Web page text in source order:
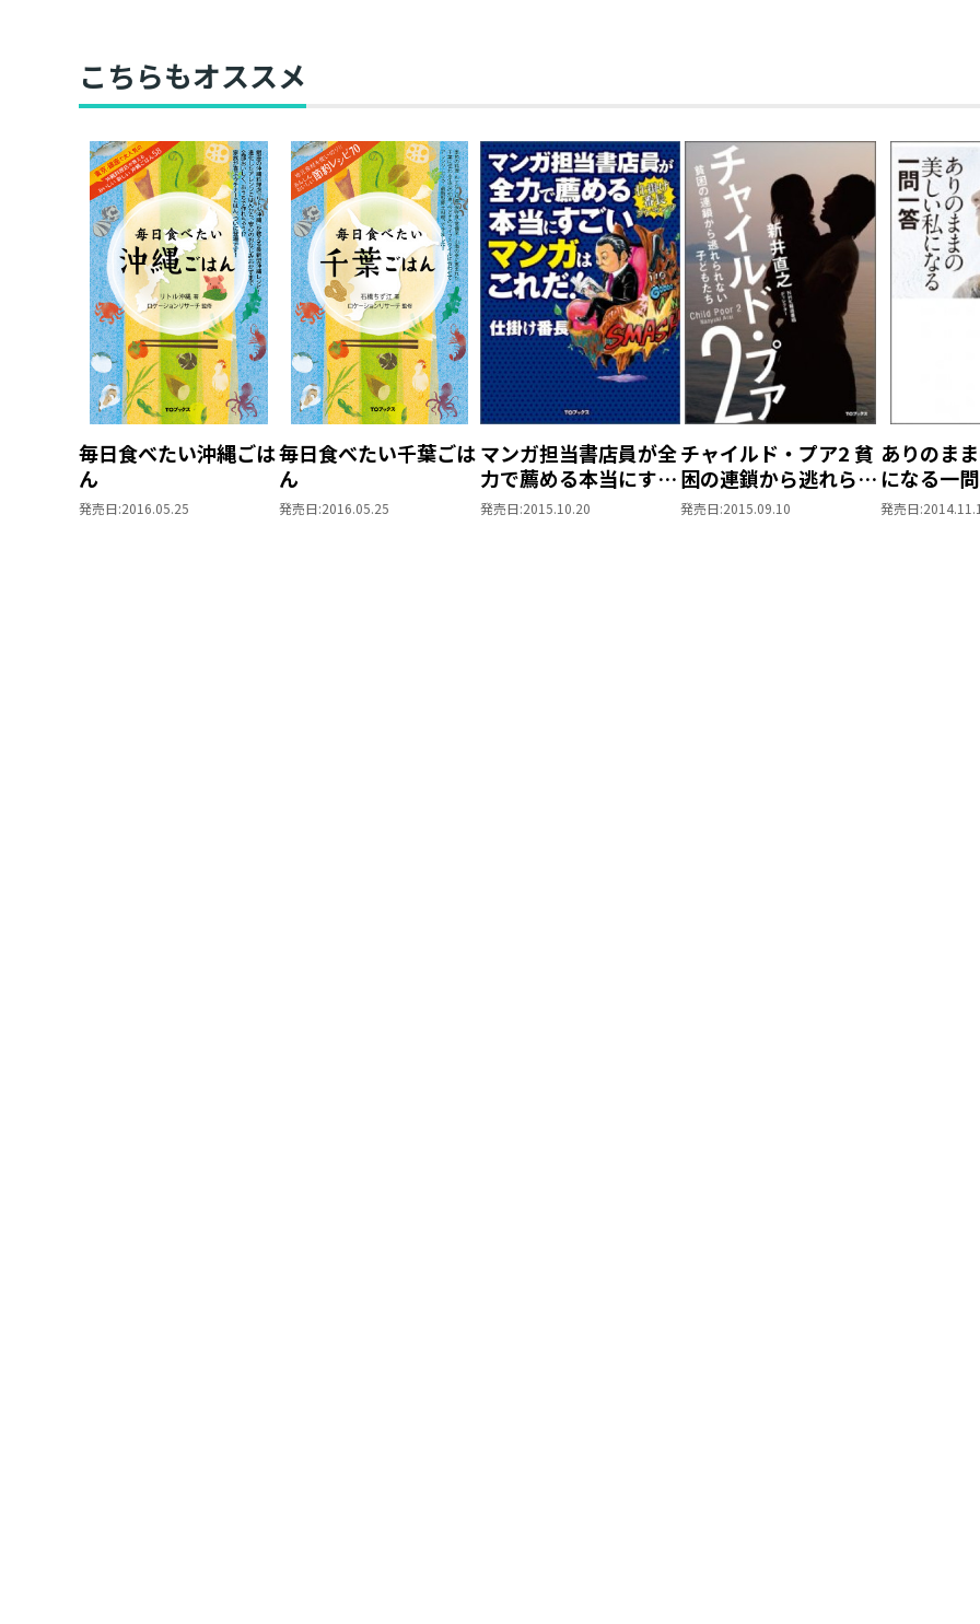
こちらもオススメ
毎日食べたい沖縄ごは
ん
発売日:2016.05.25
毎日食べたい千葉ごは
ん
発売日:2016.05.25
マンガ担当書店員が全
力で薦める本当にすご
いマンガはこれだ！
発売日:2015.10.20
チャイルド・プア2 貧
困の連鎖から逃れられ
ない子どもたち
発売日:2015.09.10
ありのま
になる一
発売日: